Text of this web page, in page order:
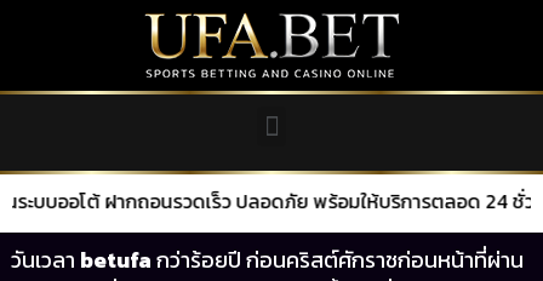
ฝากถอนรวดเร็ว ปลอดภัย พร้อมให้บริการตลอด 24 ชั่วโมง
วันเวลา betufaกว่าร้อยปี ก่อนคริสต์ศักราชก่อนหน้าที่ผ่าน